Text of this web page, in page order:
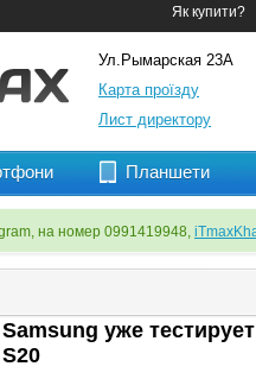
Як купити?
Ул.Рымарская 23А
Карта проїзду
Лист директору
Планшети
на номер 0991419948,
Samsung уже
S20